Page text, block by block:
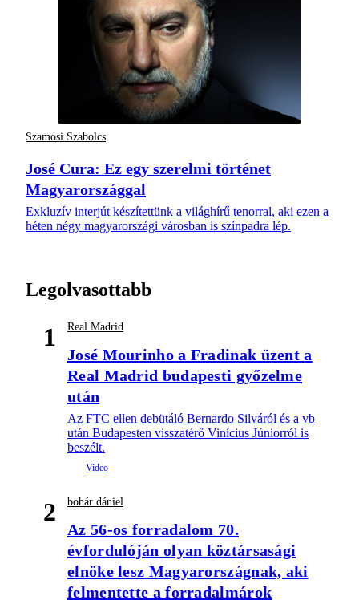
Szamosi Szabolcs
José Cura: Ez egy szerelmi történet
Magyarországgal
Exkluzív interjút készítettünk a világhírű tenorral, aki ezen a
héten négy magyarországi városban is színpadra lép.
Legolvasottabb
1 Real Madrid
José Mourinho a Fradinak üzent a
Real Madrid budapesti győzelme
után
Az FTC ellen debütáló Bernardo Silváról és a vb
után Budapesten visszatérő Vinícius Júniorról is
beszélt.
2 bohár dániel
Az 56-os forradalom 70.
évfordulóján olyan köztársasági
elnöke lesz Magyarországnak, aki
felmentette a forradalmárok